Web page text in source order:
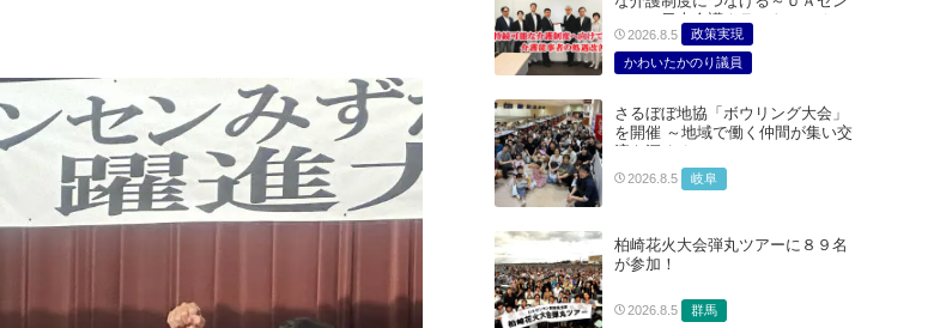
セン・日本介護クラフトユニオン
合同で厚生労働省に対する要請を
実施～
2026.8.5
政策実現
かわいたかのり議員
どうごみまきこ議員
総合サービス部門
医療・介護・福祉部会
さるぼぼ地協「ボウリング大会」
を開催 ～地域で働く仲間が集い交
流を深める～
2026.8.5 岐阜
柏崎花火大会弾丸ツアーに８９名
が参加！
2026.8.5 群馬